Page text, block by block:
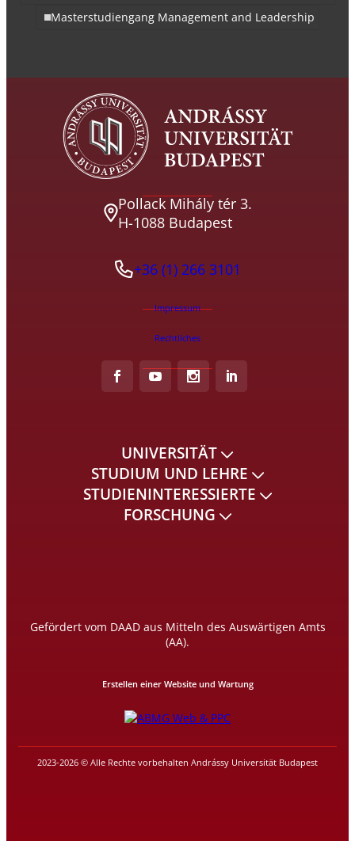
Masterstudiengang Management and Leadership
Pollack Mihály tér 3.
H-1088 Budapest
+36 (1) 266 3101
Impressum
Rechtliches
UNIVERSITÄT
STUDIUM UND LEHRE
STUDIENINTERESSIERTE
FORSCHUNG
Gefördert vom DAAD aus Mitteln des Auswärtigen Amts
(AA).
2023-2026 © Alle Rechte vorbehalten Andrássy Universität Budapest
Erstellen einer Website und Wartung